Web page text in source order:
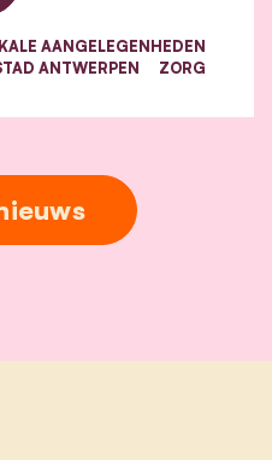
AANGELEGENHEDEN
ANTWERPEN ZORG